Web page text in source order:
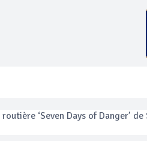
en se faisant arracher son